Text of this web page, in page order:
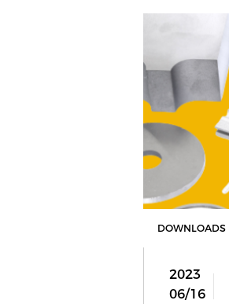
DOWNLOADS
2023
06/16